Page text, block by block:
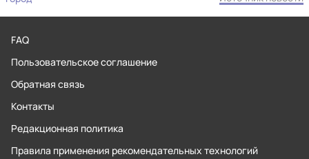
FAQ
Пользовательское соглашение
Обратная связь
Контакты
Редакционная политика
Правила применения рекомендательных технологий